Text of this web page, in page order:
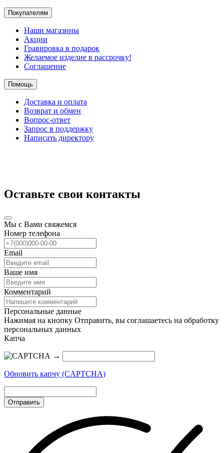
Покупателям
Наши магазины
Акции
Гравировка в подарок
Желаемое изделие в рассрочку!
Соглашение
Помощь
Доставка и оплата
Возврат и обмен
Вопрос-ответ
Запрос в поддержку
Написать директору
Оставьте свои контакты
Мы с Вами свяжемся
Номер телефона
Email
Ваше имя
Комментарий
Персональные данные
Нажимая на кнопку Отправить, вы соглашаетесь на обработку
персональных данных
Капча
→
Обновить капчу (CAPTCHA)
Отправить